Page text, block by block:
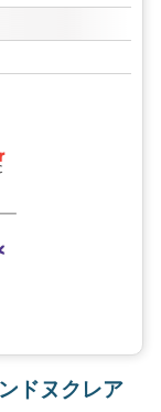
ドヌクレア